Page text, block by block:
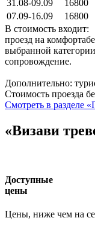
31.08-09.09
16800
07.09-16.09
16800
В стоимость входит:
проезд на
выбранной
сопровождение.
Дополнительно:
Стоимость проезда
Смотреть в разделе
«Визави
Доступные
цены
Цены, ниже чем на